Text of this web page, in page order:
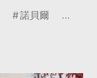
諾貝爾 ...